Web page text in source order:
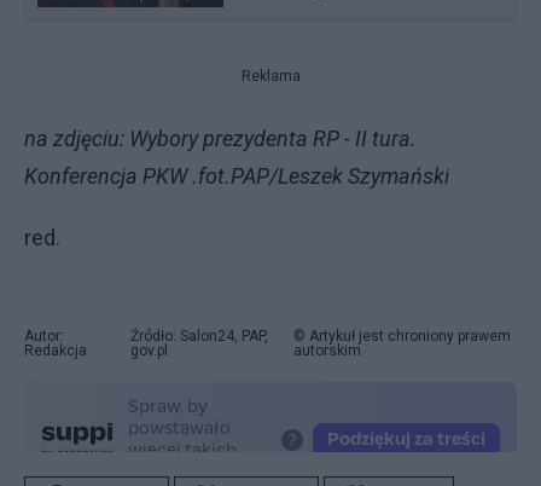
Reklama
na zdjęciu: Wybory prezydenta RP - II tura.
Konferencja PKW .fot.PAP/Leszek Szymański
red.
Autor:
Redakcja
Źródło: Salon24, PAP,
gov.pl
© Artykuł jest chroniony prawem
autorskim